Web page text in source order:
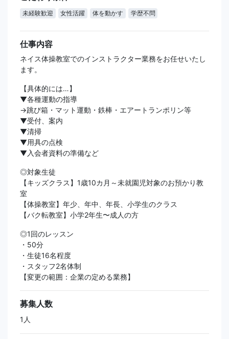
未経験歓迎 女性活躍 体を動かす 学歴不問
仕事内容
ネイス体操教室でのインストラクター業務をお任せいたし
ます。
【具体的には…】
▼各種運動の指導
→跳び箱・マット運動・鉄棒・エアートランポリン等
▼受付、案内
▼清掃
▼用具の点検
▼入会者資料の準備など
◎対象生徒
【キッズクラス】1歳10カ月～未就園児対象のお預かり教
室
【体操教室】年少、年中、年長、小学生のクラス
【バク転教室】小学2年生〜成人の方
◎1回のレッスン
・50分
・生徒16名程度
・スタッフ2名体制
【変更の範囲：企業の定める業務】
募集人数
1人